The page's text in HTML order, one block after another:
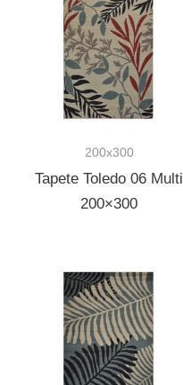
200x300
Tapete Toledo 06 Multi
200×300